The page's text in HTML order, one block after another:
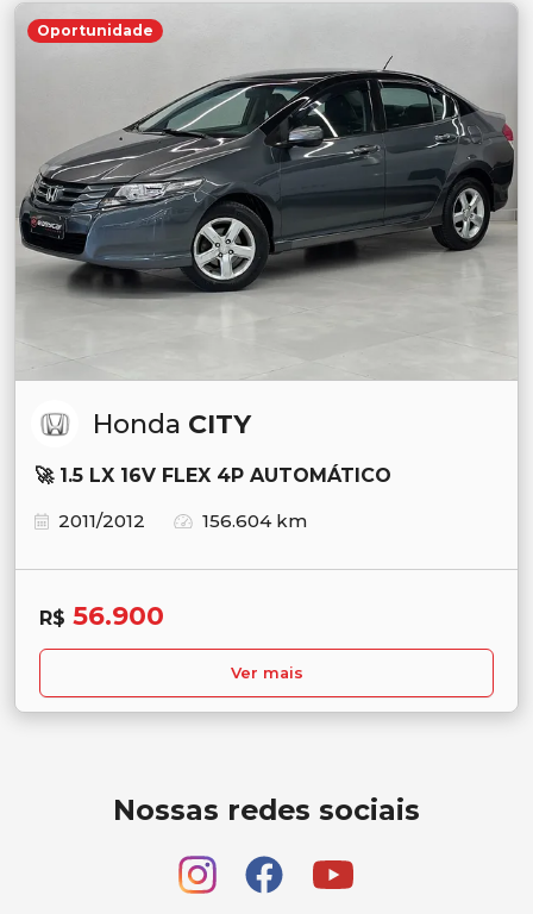
Oportunidade
Honda CITY
🚀 1.5 LX 16V FLEX 4P AUTOMÁTICO
2011/2012
156.604 km
R$ 56.900
Ver mais
Nossas redes sociais